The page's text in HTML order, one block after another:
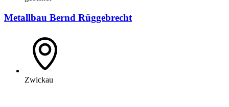
Metallbau Bernd Rüggebrecht
Zwickau